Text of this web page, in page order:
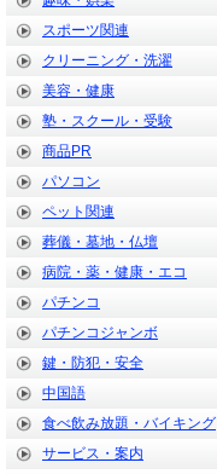
スポーツ関連
クリーニング・洗濯
美容・健康
塾・スクール・受験
商品PR
パソコン
ペット関連
葬儀・墓地・仏壇
病院・薬・健康・エコ
パチンコ
パチンコジャンボ
鍵・防犯・安全
中国語
食べ飲み放題・バイキング
サービス・案内